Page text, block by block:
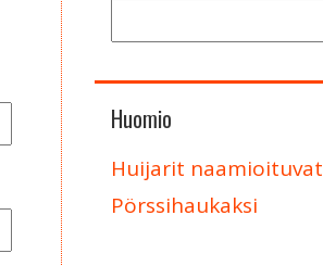
Huomio
Huijarit naamioituvat
Pörssihaukaksi